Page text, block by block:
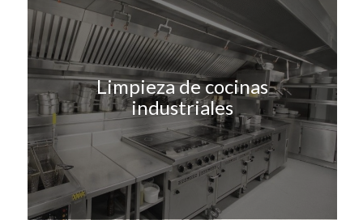
Limpieza de cocinas
industriales